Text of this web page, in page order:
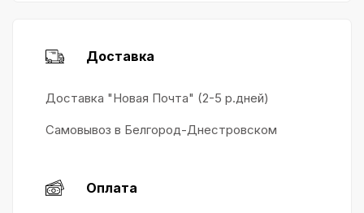
Доставка
Доставка "Новая Почта" (2-5 р.дней)
Самовывоз в Белгород-Днестровском
Оплата